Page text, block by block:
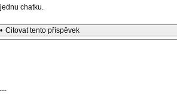
chatku.
• Citovat tento příspěvek